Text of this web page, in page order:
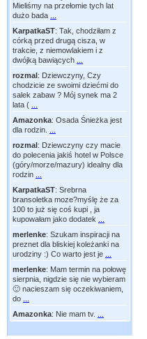
Mieliśmy na przełomie tych lat
dużo bada
KarpatkaST: Tak, chodziłam z
córką przed drugą cisza, w
trakcie, z niemowlakiem i z
dwójką bawiących
rozmal: Dziewczyny, Czy
chodzicie ze swoimi dziećmi do
salek zabaw ? Mój synek ma 2
lata (
Amazonka: Osada Śnieżka jest
dla rodzin.
rozmal: Dziewczyny czy macie
do polecenia jakiś hotel w Polsce
(góry/morze/mazury) idealny dla
rodzin
KarpatkaST: Srebrna
bransoletka moze?myślę że za
100 to już się coś kupi , ja
kupowałam jako dodatek
merlenke: Szukam inspiracji na
preznet dla bliskiej koleżanki na
urodziny :) Co warto jest je
merlenke: Mam termin na połowę
sierpnia, nigdzie się nie wybieram
🙂 nacieszam się oczekiwaniem,
do
Amazonka: Nie mam tv.